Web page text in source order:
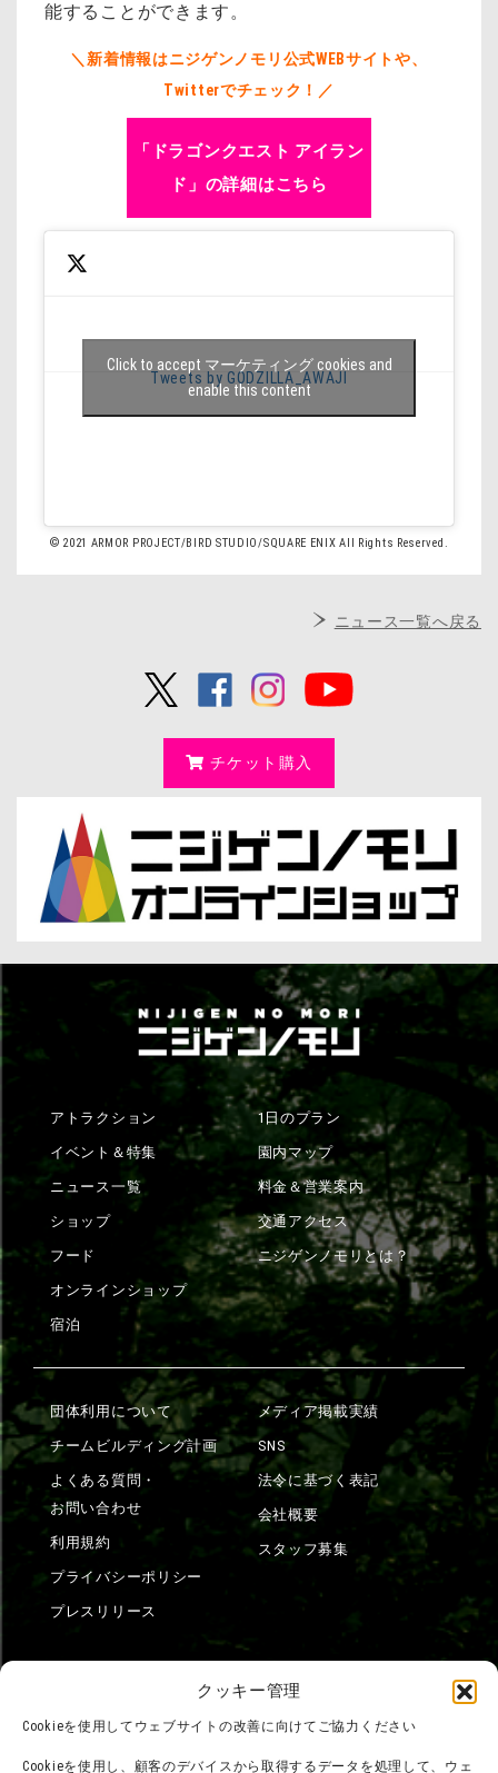
クッキー管理
Cookieを使用してウェブサイトの改善に向けてご協力ください
Cookieを使用し、顧客のデバイスから取得するデータを処理して、ウェ
能することができます。
＼新着情報はニジゲンノモリ公式WEBサイトや、
Twitterでチェック！／
「ドラゴンクエスト アイラン
ド」の詳細はこちら
Tweets by GODZILLA_AWAJI
Click to accept マーケティング cookies and
enable this content
© 2021 ARMOR PROJECT/BIRD STUDIO/SQUARE ENIX All Rights Reserved.
ニュース一覧へ戻る
チケット購入
アトラクション
イベント＆特集
ニュース一覧
ショップ
フード
オンラインショップ
宿泊
1日のプラン
園内マップ
料金＆営業案内
交通アクセス
ニジゲンノモリとは？
団体利用について
チームビルディング計画
よくある質問・
お問い合わせ
利用規約
プライバシーポリシー
プレスリリース
メディア掲載実績
SNS
法令に基づく表記
会社概要
スタッフ募集